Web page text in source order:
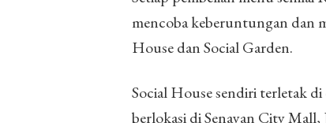
mencoba keberuntungan dan
House dan Social Garden.
Social House sendiri terletak
berlokasi di Senayan City